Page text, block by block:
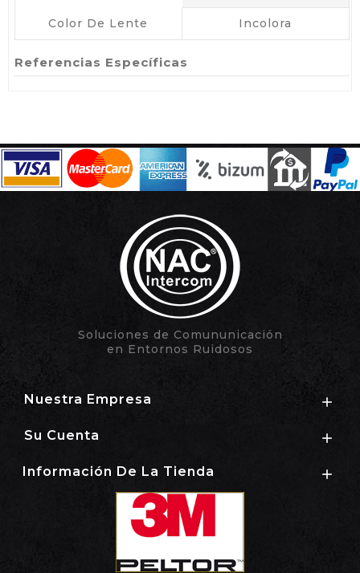
Color De Lente Incolora
Referencias Específicas
Soluciones de Comununicación
en Entornos Ruidosos
Nuestra Empresa 
Su Cuenta 
Información De La Tienda 